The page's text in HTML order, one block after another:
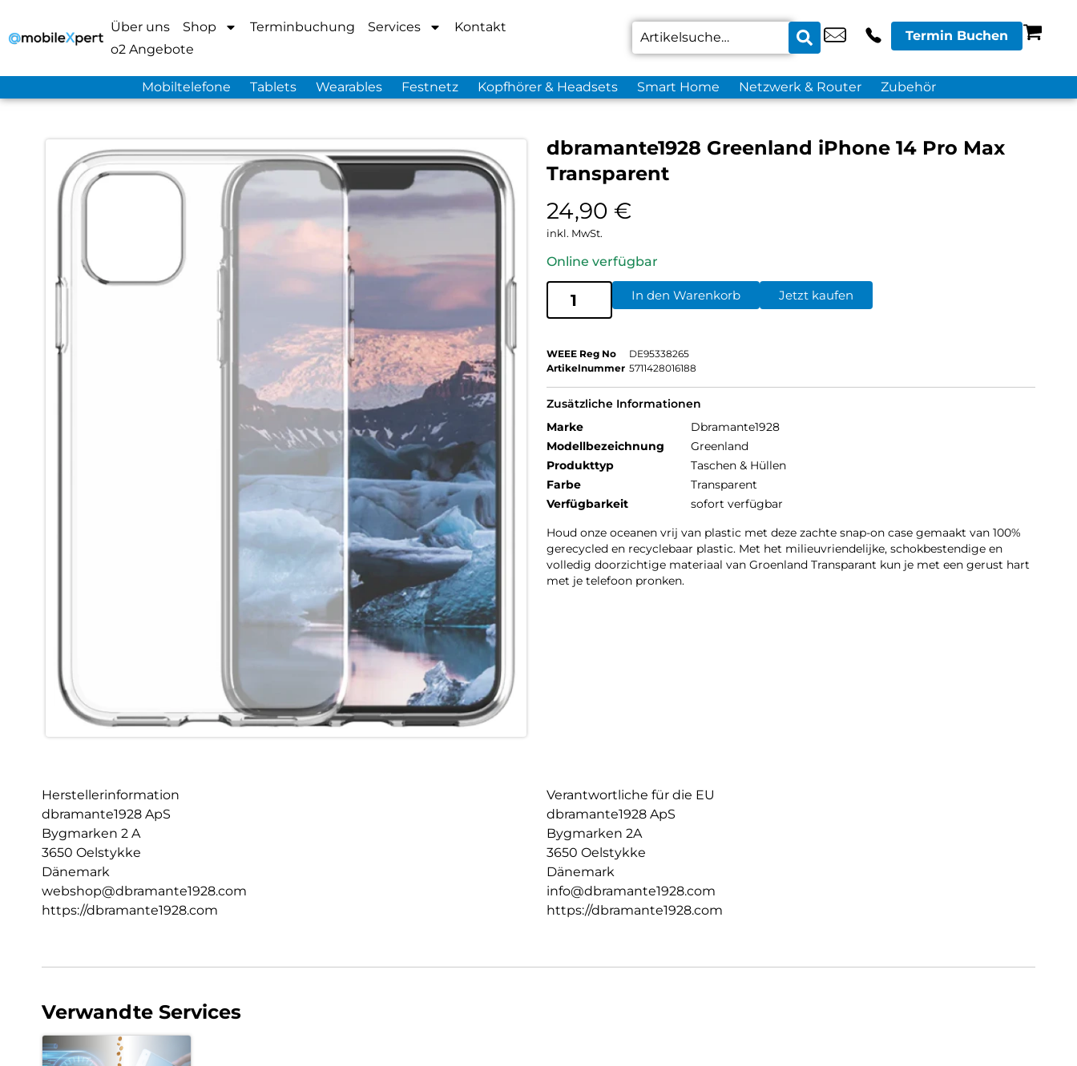
Über uns Shop Terminbuchung Services
Kontakt
o2 Angebote
Termin Buchen
Mobiltelefone Tablets Wearables Festnetz Kopfhörer & Headsets Smart Home Netzwerk & Router Zubehör
dbramante1928 Greenland iPhone 14 Pro Max
Transparent
24,90 €
inkl. MwSt.
Online verfügbar
In den Warenkorb Jetzt kaufen
WEEE Reg No
DE95338265
Artikelnummer 5711428016188
Zusätzliche Informationen
Marke
Dbramante1928
Modellbezeichnung
Greenland
Produkttyp
Taschen & Hüllen
Farbe
Transparent
Verfügbarkeit
sofort verfügbar
Houd onze oceanen vrij van plastic met deze zachte snap-on case gemaakt van 100%
gerecycled en recyclebaar plastic. Met het milieuvriendelijke, schokbestendige en
volledig doorzichtige materiaal van Groenland Transparant kun je met een gerust hart
met je telefoon pronken.
Herstellerinformation
dbramante1928 ApS
Bygmarken 2 A
3650 Oelstykke
Dänemark
webshop@dbramante1928.com
https://dbramante1928.com
Verantwortliche für die EU
dbramante1928 ApS
Bygmarken 2A
3650 Oelstykke
Dänemark
info@dbramante1928.com
https://dbramante1928.com
Verwandte Services